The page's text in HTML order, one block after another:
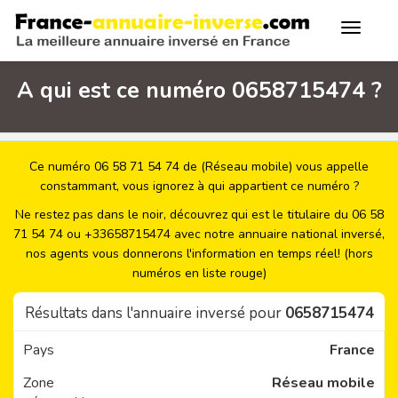
A qui est ce numéro 0658715474 ?
Ce numéro 06 58 71 54 74 de (Réseau mobile) vous appelle
constammant, vous ignorez à qui appartient ce numéro ?
Ne restez pas dans le noir, découvrez qui est le titulaire du 06 58
71 54 74 ou +33658715474 avec notre annuaire national inversé,
nos agents vous donnerons l'information en temps réel! (hors
numéros en liste rouge)
Résultats dans l'annuaire inversé pour 0658715474
Pays
France
Zone
Réseau mobile